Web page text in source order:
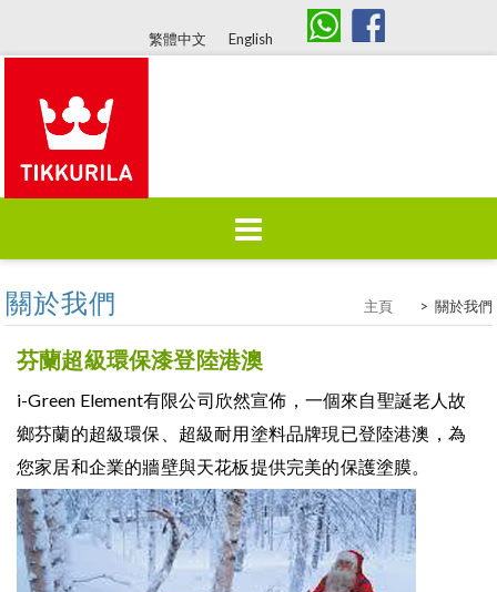
繁體中文 English
to
主頁 豐富色彩
品牌歷史 環保認證 推廣消息
聯絡我們
關於我們 主頁 > 關於我們
芬蘭超級環保漆登陸港澳
i-Green Element有限公司欣然宣佈，一個來自聖誕老人故
鄉芬蘭的超級環保、超級耐用塗料品牌現已登陸港澳，為
您家居和企業的牆壁與天花板提供完美的保護塗膜。